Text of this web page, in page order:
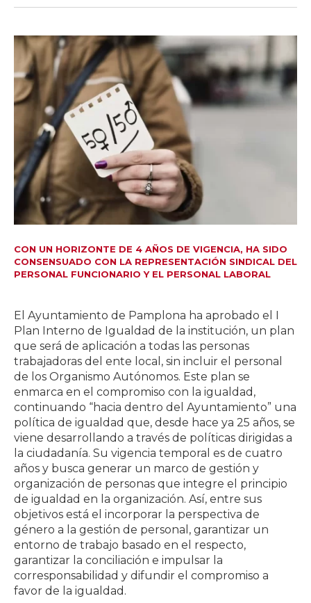
CON UN HORIZONTE DE 4 AÑOS DE VIGENCIA, HA SIDO
CONSENSUADO CON LA REPRESENTACIÓN SINDICAL DEL
PERSONAL FUNCIONARIO Y EL PERSONAL LABORAL
El Ayuntamiento de Pamplona ha aprobado el I
Plan Interno de Igualdad de la institución, un plan
que será de aplicación a todas las personas
trabajadoras del ente local, sin incluir el personal
de los Organismo Autónomos. Este plan se
enmarca en el compromiso con la igualdad,
continuando “hacia dentro del Ayuntamiento” una
política de igualdad que, desde hace ya 25 años, se
viene desarrollando a través de políticas dirigidas a
la ciudadanía. Su vigencia temporal es de cuatro
años y busca generar un marco de gestión y
organización de personas que integre el principio
de igualdad en la organización. Así, entre sus
objetivos está el incorporar la perspectiva de
género a la gestión de personal, garantizar un
entorno de trabajo basado en el respecto,
garantizar la conciliación e impulsar la
corresponsabilidad y difundir el compromiso a
favor de la igualdad.